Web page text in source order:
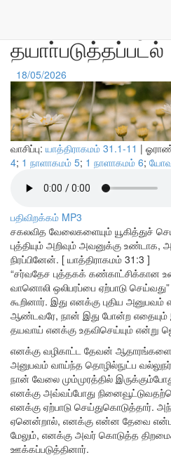
தயாா்படுத்தப்படல்
18/05/2026
வாசிப்பு: யாத்திராகமம் 31.1-11 |
4; 1 நாளாகமம் 5; 1 நாளாகமம் 6;
பதிவிறக்கம் MP3
சகலவித வேலைகளையும் யூகித்துச்
புத்தியும் அறிவும் அவனுக்கு
நிரப்பினேன். [ யாத்திராகமம் 31:3 ]
“சர்வதேச புத்தகக்
வானொலி ஒலிபரப்பை ஏற்பாடு
கூறினார். இது எனக்கு புதிய
ஆண்டவரே, நான் இது போன்ற எதையும்
தயவாய் எனக்கு உதவிசெய்யும் என்று
எனக்கு வழிகாட்ட தேவன்
அனுபவம் வாய்ந்த தொழில்நுட்ப
நான் வேலை மும்முரத்தில்
எனக்கு அவ்வப்போது
எனக்கு ஏற்பாடு செய்துகொடுத்தார்.
ஏனென்றால், எனக்கு என்ன தேவை
மேலும், எனக்கு அவர் கொடுத்த
ஊக்கப்படுத்தினார்.